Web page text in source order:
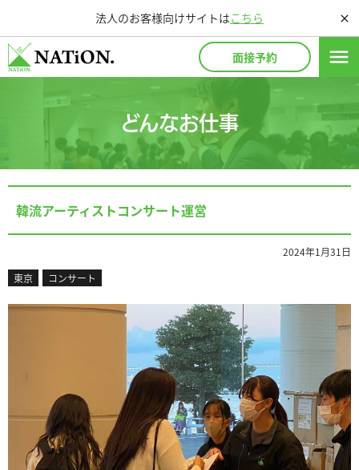
法人のお客様向けサイトはこちら close
面接予約 menu
どんなお仕事
韓流アーティストコンサート運営
2024年1月31日
東京
コンサート